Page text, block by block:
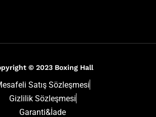
© 2023 Boxing Hall
Satış Sözleşmesi
Gizlilik Sözleşmesi
Garanti&İade